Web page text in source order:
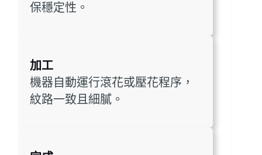
保穩定性。
加工
機器自動運行滾花或壓花程序，
紋路一致且細膩。